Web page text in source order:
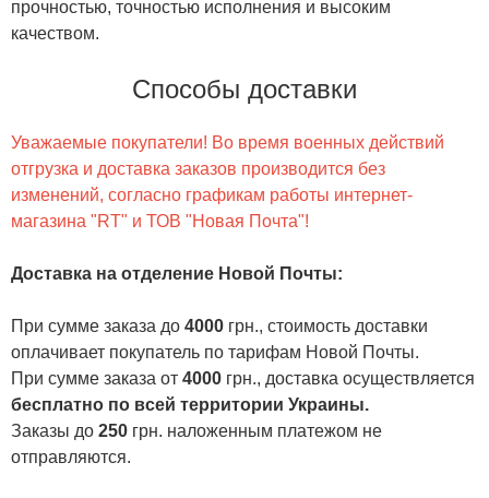
прочностью, точностью исполнения и высоким
качеством.
Способы доставки
Уважаемые покупатели! Во время военных действий
отгрузка и доставка заказов производится без
изменений, согласно графикам работы интернет-
магазина "RT" и ТОВ "Новая Почта"!
Доставка на отделение Новой Почты:
При сумме заказа до 4000 грн., стоимость доставки
оплачивает покупатель по тарифам Новой Почты.
При сумме заказа от 4000 грн., доставка осуществляется
бесплатно по всей территории Украины.
Заказы до 250 грн. наложенным платежом не
отправляются.